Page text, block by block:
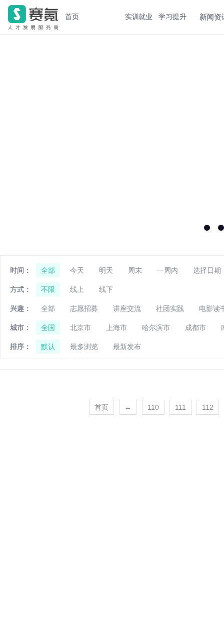
首页 实训就业 学习提升 新闻资
时间： 全部 今天 明天 周末 一周内 选择日期
方式： 不限 线上 线下
兴趣： 全部 志愿招募 讲座交流 社团实践 电影读
城市： 全国 北京市 上海市 哈尔滨市 成都市
排序： 默认 最多浏览 最新发布
首页 ← 110 111 112